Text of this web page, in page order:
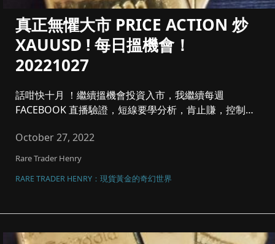
真正無懼大市 PRICE ACTION 炒
XAUUSD ! 每日搵機會！
20221027
話咁快十月 ！繼續搵機會投資入市，我繼續每週
FACEBOOK 直播驗證，短線要學分析，肯止賺，控制注
October 27, 2022
Rare Trader Henry
RARE TRADER HENRY：現貨黃金的奇幻世界